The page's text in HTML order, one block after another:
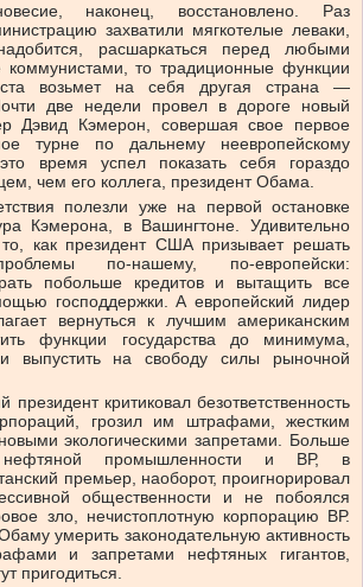
наконец, восстановлено. Раз
захватили мягкотелые леваки,
расшаркаться перед любыми
то традиционные функции
возьмет на себя другая страна —
две недели провел в дороге новый
Дэвид Кэмерон, совершая свое первое
турне по дальнему неевропейскому
время успел показать себя гораздо
чем его коллега, президент Обама.
полезли уже на первой остановке
Кэмерона, в Вашингтоне. Удивительно
как президент США призывает решать
по-нашему, по-европейски:
побольше кредитов и вытащить все
господдержки. А европейский лидер
вернуться к лучшим американским
функции государства до минимума,
выпустить на свободу силы рыночной
президент критиковал безответственность
грозил им штрафами, жестким
экологическими запретами. Больше
нефтяной промышленности и ВР, в
премьер, наоборот, проигнорировал
общественности и не побоялся
зло, нечистоплотную корпорацию ВР.
умерить законодательную активность
и запретами нефтяных гигантов,
пригодиться.